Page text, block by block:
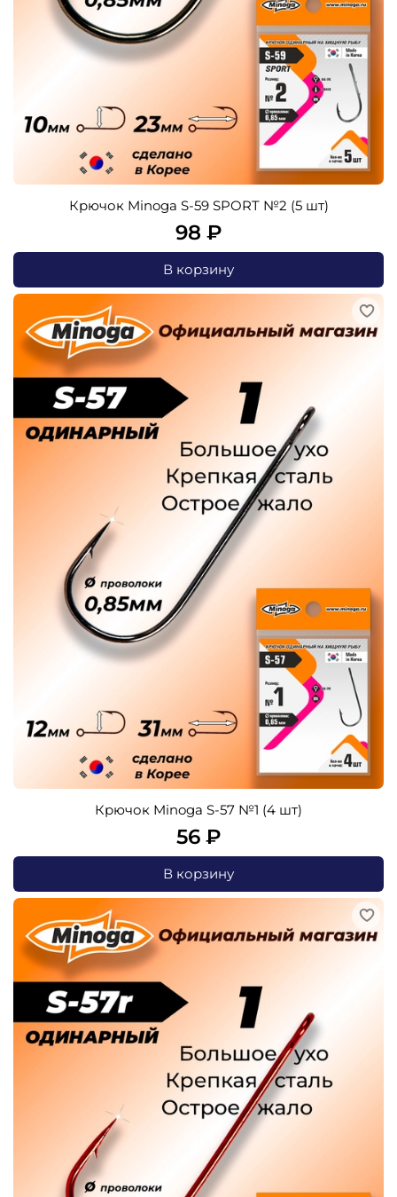
Крючок Minoga S-59 SPORT №2 (5 шт)
98 ₽
В корзину
Крючок Minoga S-57 №1 (4 шт)
56 ₽
В корзину